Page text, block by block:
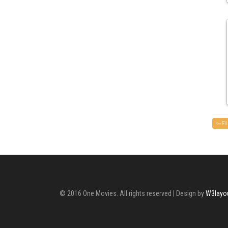
<--
© 2016 One Movies. All rights reserved | Design by